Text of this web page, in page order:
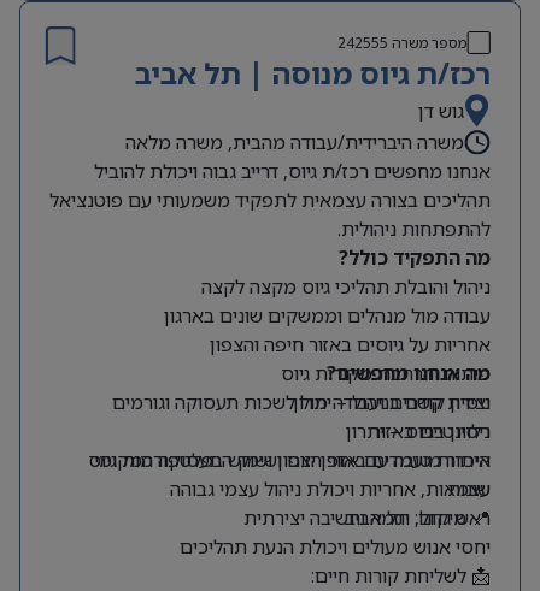
מספר משרה 242555
רכז/ת גיוס מנוסה | תל אביב
גוש דן
משרה היברידית/עבודה מהבית, משרה מלאה
אנחנו מחפשים רכז/ת גיוס, דרייב גבוה ויכולת להוביל
תהליכים בצורה עצמאית לתפקיד משמעותי עם פוטנציאל
להתפתחות ניהולית.
מה התפקיד כולל?
ניהול והובלת תהליכי גיוס מקצה לקצה
עבודה מול מנהלים וממשקים שונים בארגון
אחריות על גיוסים באזור חיפה והצפון
פיתוח והרחבת מקורות גיוס
יצירת קשרים ועבודה מול לשכות תעסוקה וגורמים
רלוונטיים באזור
איתור מועמדים באופן יזום ושימוש בפלטפורמות גיוס
שונות
מה אנחנו מחפשים?
ניסיון קודם בניהול – יתרון
ניסיון בגיוס – יתרון
היכרות טובה עם אזור הצפון ושוק התעסוקה המקומי
עצמאות, אחריות ויכולת ניהול עצמי גבוהה
ראש גדול, יוזמה וחשיבה יצירתית
יחסי אנוש מעולים ויכולת הנעת תהליכים
📍 מיקום: תל אביב
📩 לשליחת קורות חיים: